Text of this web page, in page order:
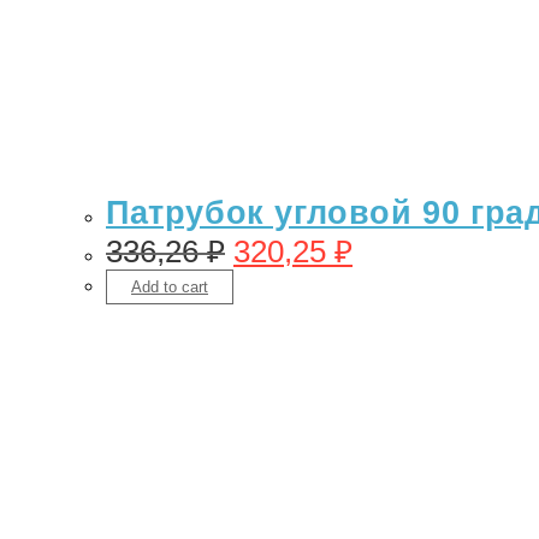
Патрубок угловой 90
336,26₽ 320,25 ₽
Add to cart